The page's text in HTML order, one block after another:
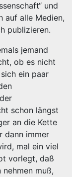
und
auf alle Medien,
publizieren.
jemand
ob es nicht
ein paar
schon längst
an die Kette
dann immer
mal ein viel
vorlegt, daß
muß,